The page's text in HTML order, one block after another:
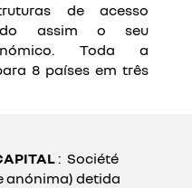
de acesso
assim o seu
Toda a
8 países em três
: Société
anónima) detida